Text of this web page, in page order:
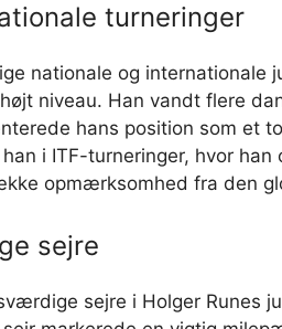
turneringer
nationale og internationale
niveau. Han vandt flere
hans position som et
i ITF-turneringer, hvor
opmærksomhed fra den
sejre
sejre i Holger Runes